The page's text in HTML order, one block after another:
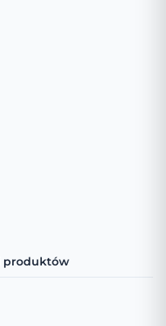
produktów